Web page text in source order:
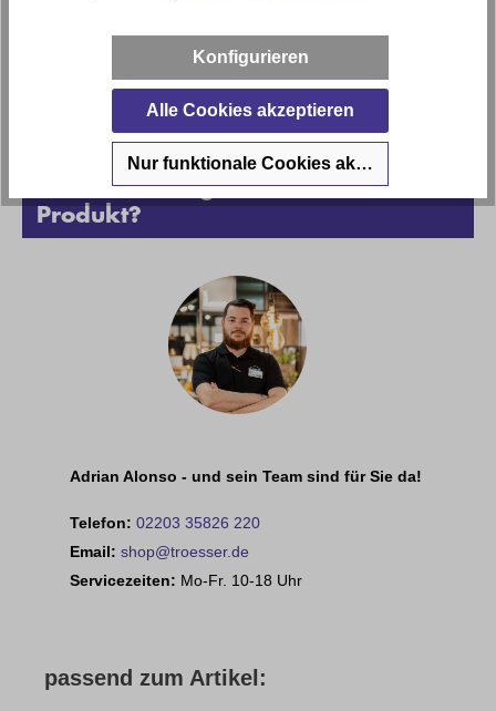
Anleitungen und Sicherheit
Haben Sie Fragen zu diesem
Produkt?
Adrian Alonso - und sein Team sind für Sie da!
Telefon: 02203 35826 220
Email: shop@troesser.de
Servicezeiten: Mo-Fr. 10-18 Uhr
passend zum Artikel:
Konfigurieren
Alle Cookies akzeptieren
Nur funktionale Cookies akzeptieren